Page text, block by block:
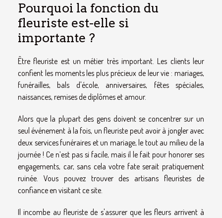
Pourquoi la fonction du
fleuriste est-elle si
importante ?
Être fleuriste est un métier très important. Les clients leur
confient les moments les plus précieux de leur vie : mariages,
funérailles, bals d'école, anniversaires, fêtes spéciales,
naissances, remises de diplômes et amour.
Alors que la plupart des gens doivent se concentrer sur un
seul événement à la fois, un fleuriste peut avoir à jongler avec
deux services funéraires et un mariage, le tout au milieu de la
journée ! Ce n’est pas si facile, mais il le fait pour honorer ses
engagements, car, sans cela votre fate serait pratiquement
ruinée. Vous pouvez trouver des artisans fleuristes de
confiance en visitantce site.
Il incombe au fleuriste de s'assurer que les fleurs arrivent à